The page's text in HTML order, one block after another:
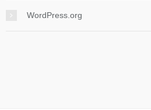
WordPress.org